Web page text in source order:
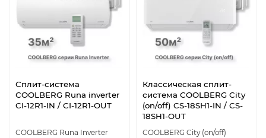
Сплит-система
СOOLBERG Runa inverter
CI-12R1-IN / CI-12R1-OUT
СOOLBERG Runa Inverter
Классическая сплит-
система СOOLBERG City
(on/off) CS-18SH1-IN / CS-
18SH1-OUT
СOOLBERG City (on/off)